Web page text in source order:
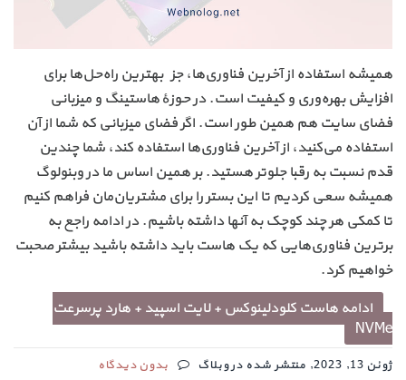
همیشه استفاده از آخرین فناوری‌ها، جزء بهترین راه‌حل‌ها برای
افزایش بهره‌وری و کیفیت است. در حوزهٔ هاستینگ و میزبانی
فضای سایت هم همین طور است. اگر فضای میزبانی که شما از آن
استفاده می‌کنید، از آخرین فناوری‌ها استفاده کند، شما چندین
قدم نسبت به رقبا جلوتر هستید. بر همین اساس ما در وبنولوگ
همیشه سعی کردیم تا این بستر را برای مشتریان‌مان فراهم کنیم
تا کمکی هر چند کوچک به آنها داشته باشیم. در ادامه راجع به
برترین فناوری‌هایی که یک هاست باید داشته باشید بیشتر صحبت
خواهیم کرد.
ادامه هاست کلودلینوکس +‌ لایت اسپید + هارد پرسرعت
NVMe
ژوئن 13, 2023, منتشر شده در وبلاگ بدون دیدگاه